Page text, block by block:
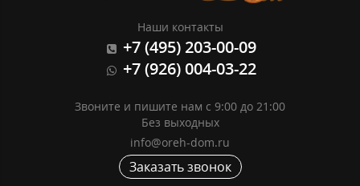
Наши контакты
+7 (495) 203-00-09
+7 (926) 004-03-22
Звоните и пишите нам с 9:00 до 21:00
Без выходных
info@oreh-dom.ru
Заказать звонок